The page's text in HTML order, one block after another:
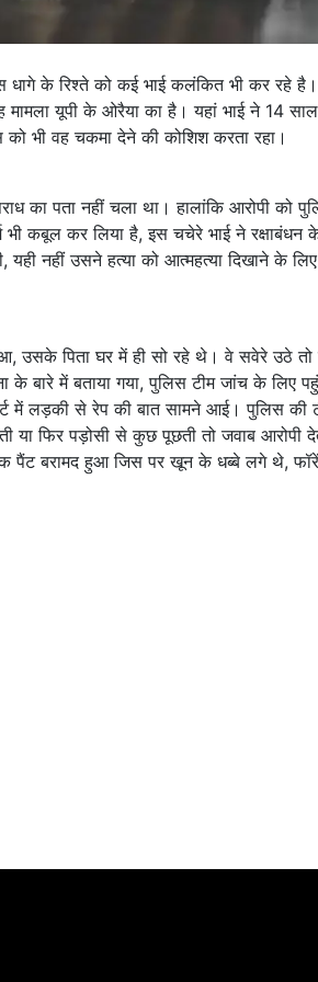
धागे के रिश्ते को कई भाई कलंकित भी कर रहे
मामला यूपी के ओरैया का है। यहां भाई ने 14
भी वह चकमा देने की कोशिश करता रहा।
का पता नहीं चला था। हालांकि आरोपी को
भी कबूल कर लिया है, इस चचेरे भाई ने रक्षाबंधन
नहीं उसने हत्या को आत्महत्या दिखाने के
उसके पिता घर में ही सो रहे थे। वे सवेरे उठे तो
बारे में बताया गया, पुलिस टीम जांच के लिए
में लड़की से रेप की बात सामने आई। पुलिस की
फिर पड़ोसी से कुछ पूछती तो जवाब आरोपी
पैंट बरामद हुआ जिस पर खून के धब्बे लगे थे,